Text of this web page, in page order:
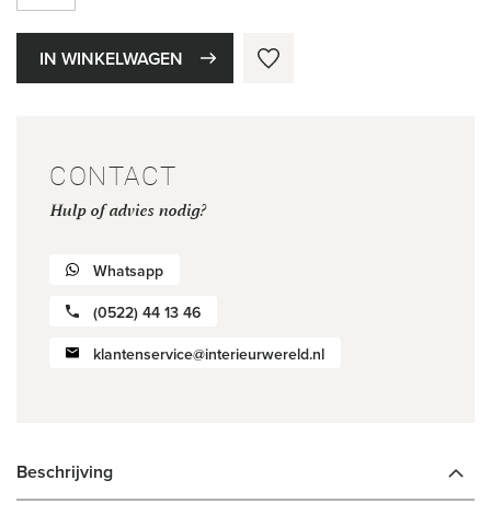
IN WINKELWAGEN
CONTACT
Hulp of advies nodig?
Whatsapp
(0522) 44 13 46
klantenservice@interieurwereld.nl
Beschrijving